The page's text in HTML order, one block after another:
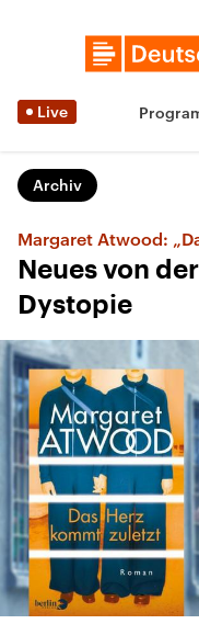
Live
Archiv
Margaret Atwood:
Neues von
Dystopie